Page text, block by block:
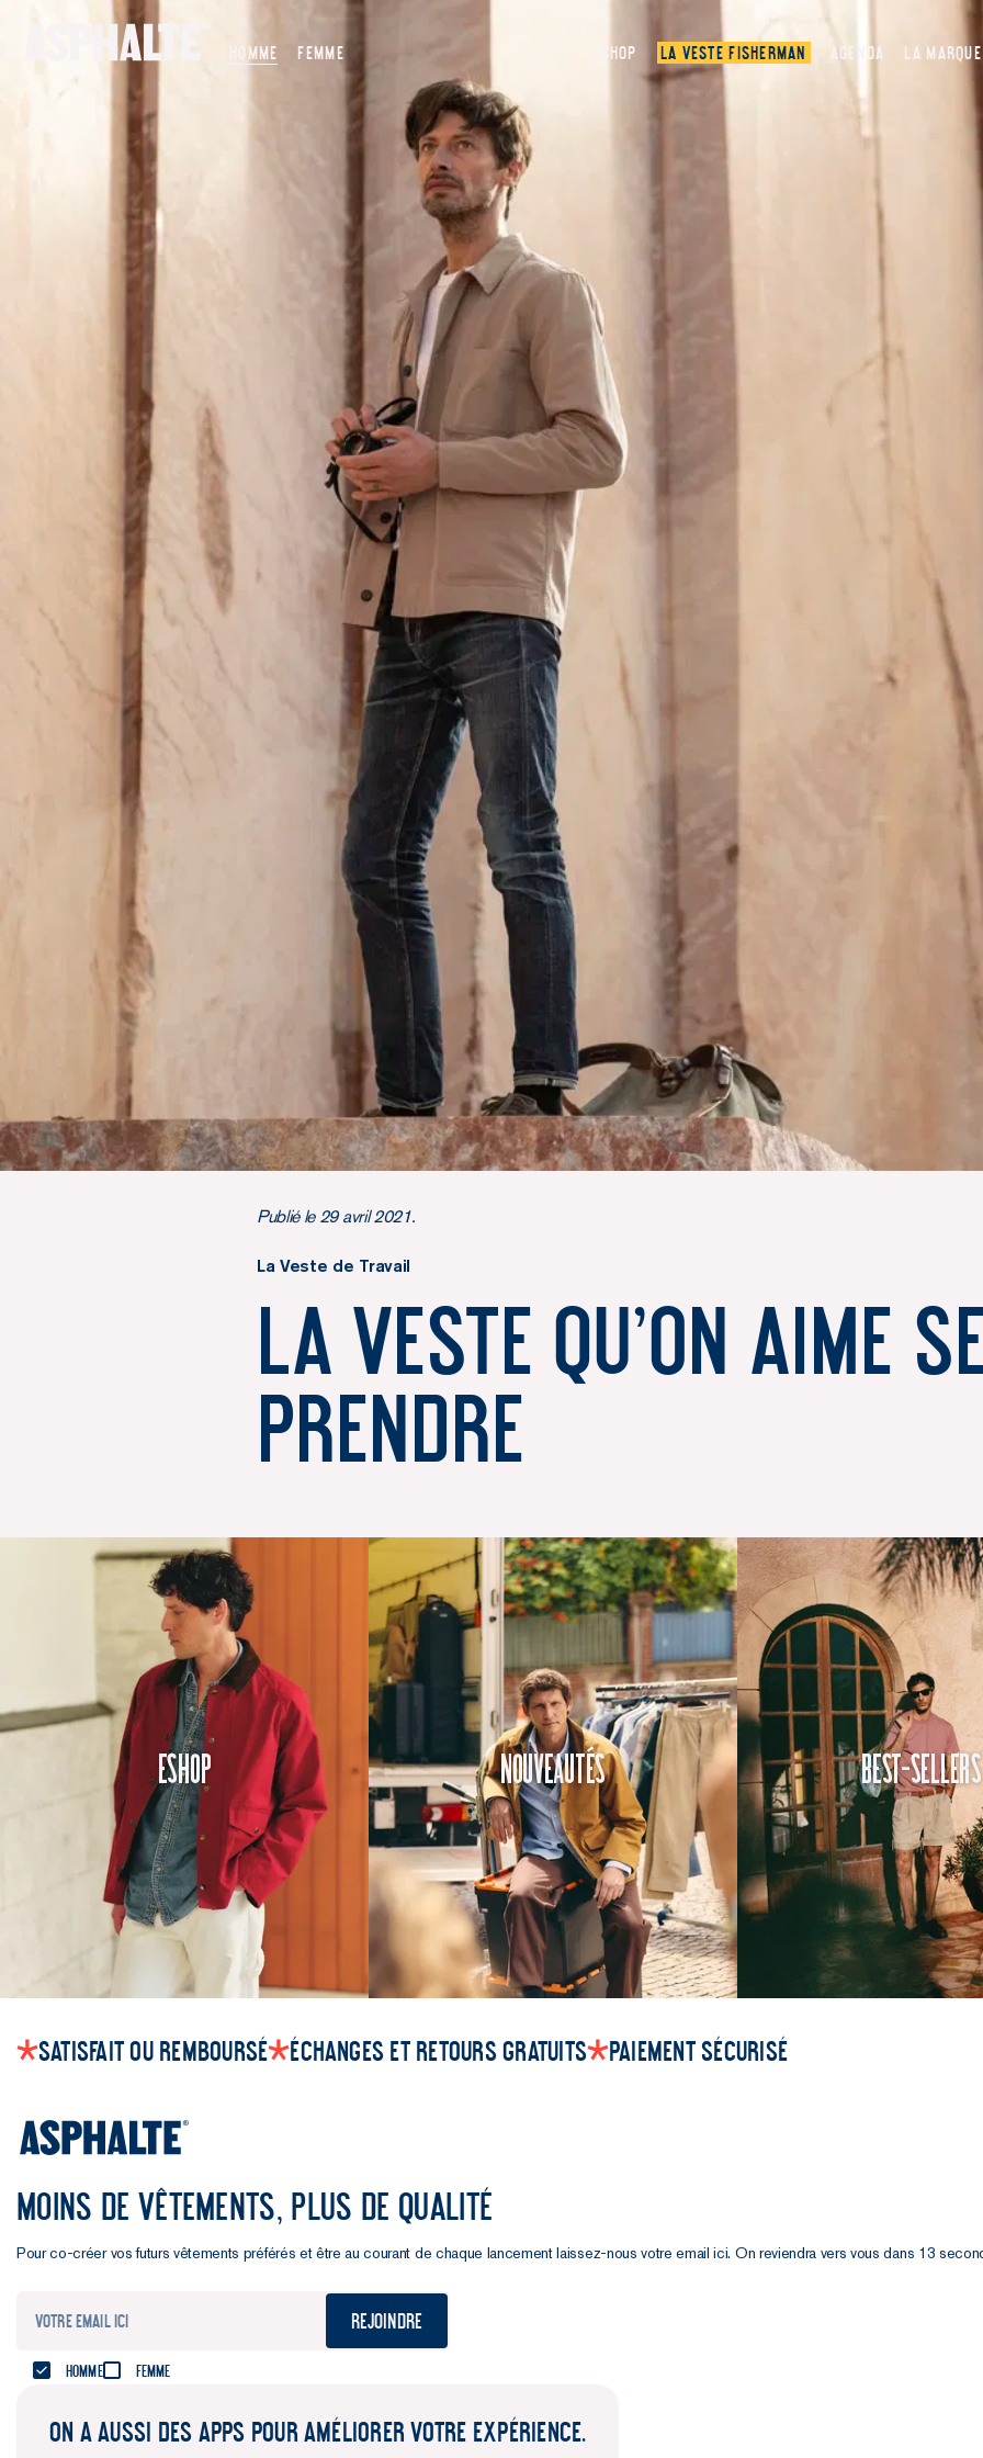
HOMME FEMME ESHOP LA VESTE FISHERMAN AGENDA LA MARQUE
NOTRE MISSION
NOS MAGASINS
CO-CRÉATION
LE JOURNAL
Publié le 29 avril 2021.
La Veste de Travail
La Veste qu'on aime
prendre
Eshop Nouveautés Best-Sellers
Satisfait ou remboursé Échanges et retours gratuits Paiement sécurisé
MOINS DE VÊTEMENTS, PLUS DE QUALITÉ
Pour co-créer vos futurs vêtements préférés et être au courant de chaque lancement laissez-nous votre email ici. On reviendra vers vous dans 13
Rejoindre
Homme Femme
ON A AUSSI DES APPS POUR AMÉLIORER VOTRE EXPÉRIENCE.